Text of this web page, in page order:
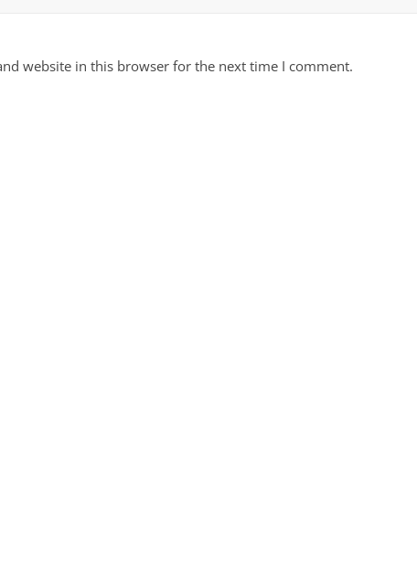
website in this browser for the next time I comment.